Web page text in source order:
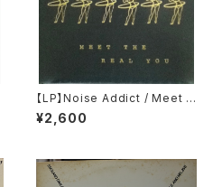
【LP】Noise Addict / Meet T
he Real You
¥2,600